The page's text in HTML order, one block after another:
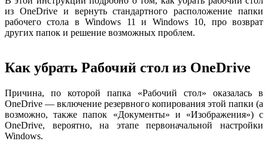
из OneDrive и вернуть стандартного расположение папки
рабочего стола в Windows 11 и Windows 10, про возврат
других папок и решение возможных проблем.
Как убрать Рабочий стол из OneDrive
Причина, по которой папка «Рабочий стол» оказалась в
OneDrive — включение резервного копирования этой папки (а
возможно, также папок «Документы» и «Изображения») с
OneDrive, вероятно, на этапе первоначальной настройки
Windows.